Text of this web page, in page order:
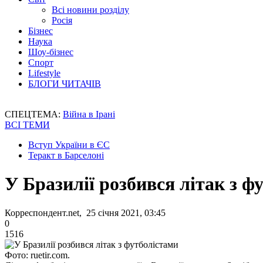
Всі новини розділу
Росія
Бізнес
Наука
Шоу-бізнес
Спорт
Lifestyle
БЛОГИ ЧИТАЧІВ
СПЕЦТЕМА: Війна в Ірані
ВСІ ТЕМИ
Вступ України в ЄС
Теракт в Барселоні
У Бразилії розбився літак з
Корреспондент.net, 25 січня 2021, 03:45
0
1516
Фото: ruetir.com.